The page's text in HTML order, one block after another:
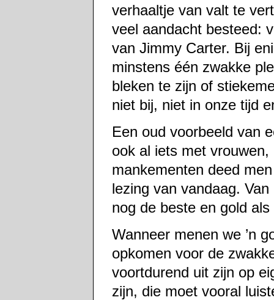
verhaaltje van valt te
veel aandacht besteed:
van Jimmy Carter. Bij
minstens één zwakke
bleken te zijn of
niet bij, niet in onze tijd
Een oud voorbeeld van
ook al iets met
mankementen deed
lezing van vandaag.
nog de beste en gold
Wanneer menen we ’n
opkomen voor de
voortdurend uit zijn op
zijn, die moet vooral